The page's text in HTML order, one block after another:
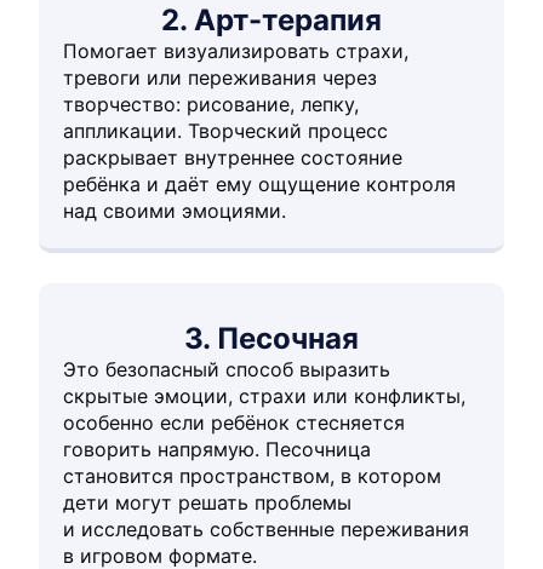
2. Арт-терапия
Помогает визуализировать страхи,
тревоги или переживания через
творчество: рисование, лепку,
аппликации. Творческий процесс
раскрывает внутреннее состояние
ребёнка и даёт ему ощущение контроля
над своими эмоциями.
3. Песочная
Это безопасный способ выразить
скрытые эмоции, страхи или конфликты,
особенно если ребёнок стесняется
говорить напрямую. Песочница
становится пространством, в котором
дети могут решать проблемы
и исследовать собственные переживания
в игровом формате.